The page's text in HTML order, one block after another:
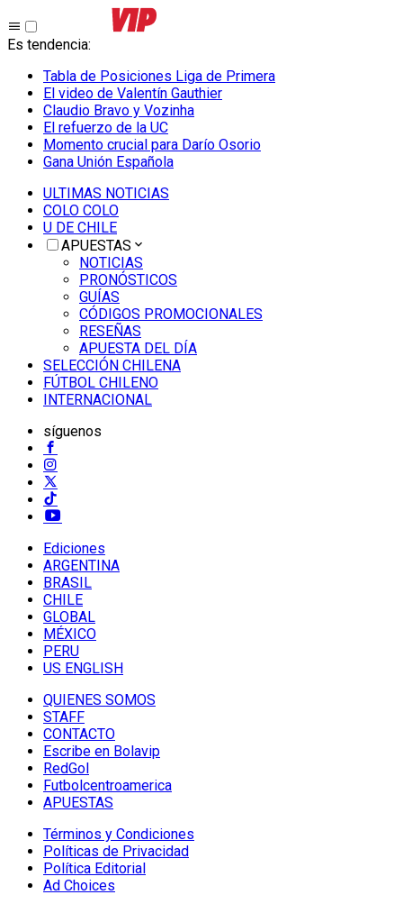
Es tendencia:
Tabla de Posiciones Liga de Primera
El video de Valentín Gauthier
Claudio Bravo y Vozinha
El refuerzo de la UC
Momento crucial para Darío Osorio
Gana Unión Española
ULTIMAS NOTICIAS
COLO COLO
U DE CHILE
APUESTAS
NOTICIAS
PRONÓSTICOS
GUÍAS
CÓDIGOS PROMOCIONALES
RESEÑAS
APUESTA DEL DÍA
SELECCIÓN CHILENA
FÚTBOL CHILENO
INTERNACIONAL
síguenos
Ediciones
ARGENTINA
BRASIL
CHILE
GLOBAL
MÉXICO
PERU
US ENGLISH
QUIENES SOMOS
STAFF
CONTACTO
Escribe en Bolavip
RedGol
Futbolcentroamerica
APUESTAS
Términos y Condiciones
Políticas de Privacidad
Política Editorial
Ad Choices